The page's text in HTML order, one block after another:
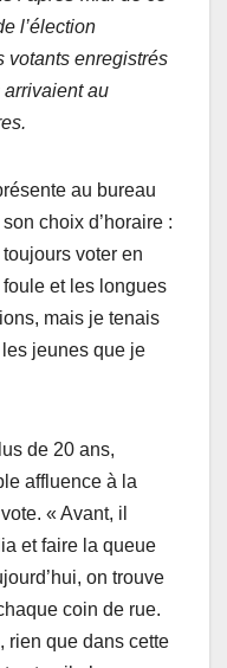
l’élection
votants enregistrés
au
au bureau
choix d’horaire :
voter en
et les longues
mais je tenais
jeunes que je
de 20 ans,
affluence à la
« Avant, il
et faire la queue
on trouve
coin de rue.
rien que dans cette